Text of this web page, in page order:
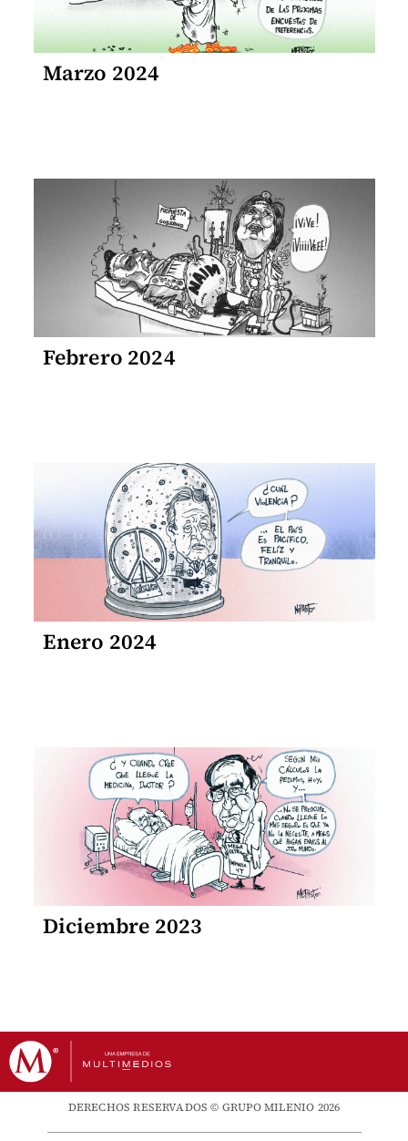
Marzo 2024
Febrero 2024
Enero 2024
Diciembre 2023
DERECHOS RESERVADOS © GRUPO MILENIO 2026